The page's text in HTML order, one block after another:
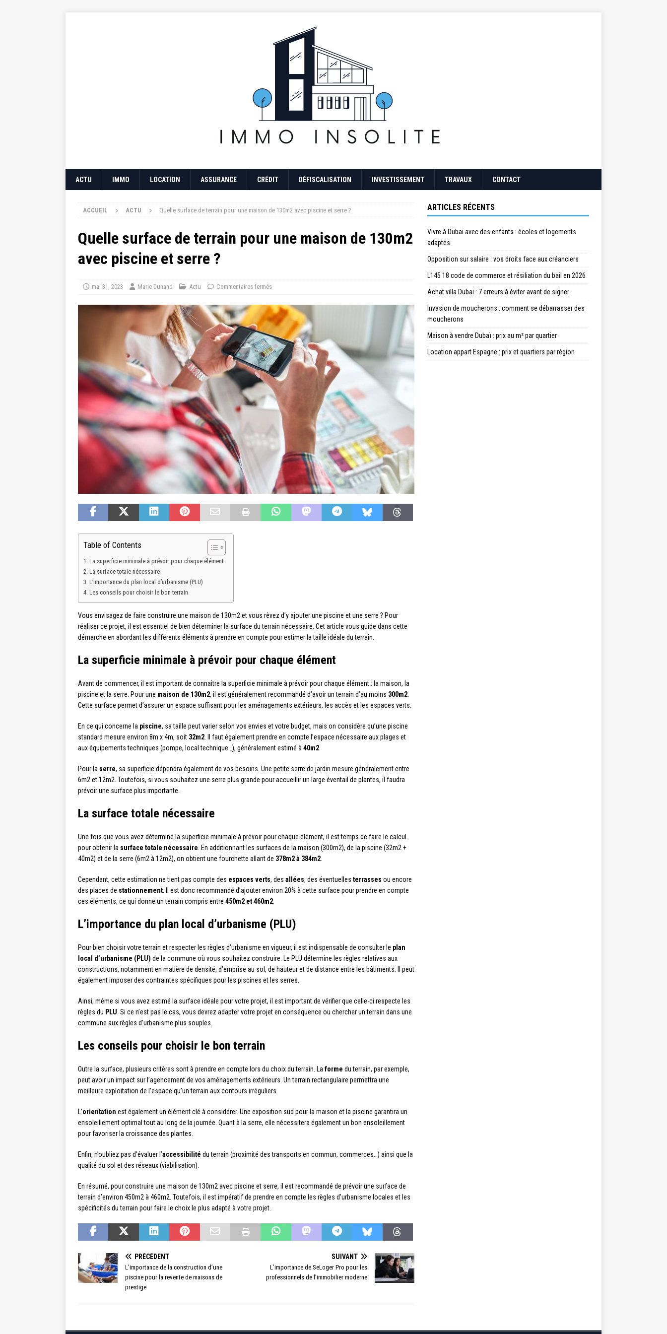
ACTU IMMO LOCATION ASSURANCE CRÉDIT DÉFISCALISATION INVESTISSEMENT TRAVAUX CONTACT
ACCUEIL ACTU Quelle surface de terrain pour une maison de 130m2 avec piscine et serre ?
Quelle surface de terrain pour une maison de 130m2
avec piscine et serre ?
mai 31, 2023 Marie Dunand Actu Commentaires fermés
Table of Contents
La superficie minimale à prévoir pour chaque élément
La surface totale nécessaire
L’importance du plan local d’urbanisme (PLU)
Les conseils pour choisir le bon terrain
Vous envisagez de faire construire une maison de 130m2 et vous rêvez d’y ajouter une piscine et une serre ? Pour
réaliser ce projet, il est essentiel de bien déterminer la surface du terrain nécessaire. Cet article vous guide dans cette
démarche en abordant les différents éléments à prendre en compte pour estimer la taille idéale du terrain.
La superficie minimale à prévoir pour chaque élément
Avant de commencer, il est important de connaître la superficie minimale à prévoir pour chaque élément : la maison, la
piscine et la serre. Pour une maison de 130m2, il est généralement recommandé d’avoir un terrain d’au moins 300m2
Cette surface permet d’assurer un espace suffisant pour les aménagements extérieurs, les accès et les espaces verts.
En ce qui concerne la piscine, sa taille peut varier selon vos envies et votre budget, mais on considère qu’une piscine
standard mesure environ 8m x 4m, soit 32m2 . Il faut également prendre en compte l’espace nécessaire aux plages et
aux équipements techniques (pompe, local technique…), généralement estimé à 40m2
Pour la serre, sa superficie dépendra également de vos besoins. Une petite serre de jardin mesure généralement entre
6m2 et 12m2. Toutefois, si vous souhaitez une serre plus grande pour accueillir un large éventail de plantes, il faudra
prévoir une surface plus importante.
La surface totale nécessaire
Une fois que vous avez déterminé la superficie minimale à prévoir pour chaque élément, il est temps de faire le calcul
pour obtenir la surface totale nécessaire . En additionnant les surfaces de la maison (300m2), de la piscine (32m2 +
40m2) et de la serre (6m2 à 12m2), on obtient une fourchette allant de 378m2 à 384m2
Cependant, cette estimation ne tient pas compte des espaces verts, des allées, des éventuelles terrasses ou encore
des places de stationnement . Il est donc recommandé d’ajouter environ 20% à cette surface pour prendre en compte
ces éléments, ce qui donne un terrain compris entre 450m2 et 460m2
L’importance du plan local d’urbanisme (PLU)
Pour bien choisir votre terrain et respecter les règles d’urbanisme en vigueur, il est indispensable de consulter le plan
local d’urbanisme (PLU) de la commune où vous souhaitez construire. Le PLU détermine les règles relatives aux
constructions, notamment en matière de densité, d’emprise au sol, de hauteur et de distance entre les bâtiments. Il peut
également imposer des contraintes spécifiques pour les piscines et les serres.
Ainsi, même si vous avez estimé la surface idéale pour votre projet, il est important de vérifier que celle-ci respecte les
règles du PLU . Si ce n’est pas le cas, vous devrez adapter votre projet en conséquence ou chercher un terrain dans une
commune aux règles d’urbanisme plus souples.
Les conseils pour choisir le bon terrain
Outre la surface, plusieurs critères sont à prendre en compte lors du choix du terrain. La forme du terrain, par exemple,
peut avoir un impact sur l’agencement de vos aménagements extérieurs. Un terrain rectangulaire permettra une
meilleure exploitation de l’espace qu’un terrain aux contours irréguliers.
L’orientation est également un élément clé à considérer. Une exposition sud pour la maison et la piscine garantira un
ensoleillement optimal tout au long de la journée. Quant à la serre, elle nécessitera également un bon ensoleillement
pour favoriser la croissance des plantes.
Enfin, n’oubliez pas d’évaluer l’accessibilité du terrain (proximité des transports en commun, commerces…) ainsi que la
qualité du sol et des réseaux (viabilisation).
En résumé, pour construire une maison de 130m2 avec piscine et serre, il est recommandé de prévoir une surface de
terrain d’environ 450m2 à 460m2. Toutefois, il est impératif de prendre en compte les règles d’urbanisme locales et les
spécificités du terrain pour faire le choix le plus adapté à votre projet.
PRÉCÉDENT
L’importance de la construction d’une
piscine pour la revente de maisons de
prestige
SUIVANT
L’importance de SeLoger Pro pour les
professionnels de l’immobilier moderne
ARTICLES RÉCENTS
Vivre à Dubai avec des enfants : écoles et logements
adaptés
Opposition sur salaire : vos droits face aux créanciers
L145 18 code de commerce et résiliation du bail en 2026
Achat villa Dubai : 7 erreurs à éviter avant de signer
Invasion de moucherons : comment se débarrasser des
moucherons
Maison à vendre Dubaï : prix au m² par quartier
Location appart Espagne : prix et quartiers par région